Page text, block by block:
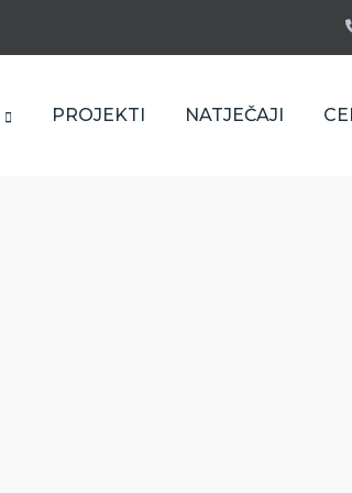
PROJEKTI NATJEČAJI